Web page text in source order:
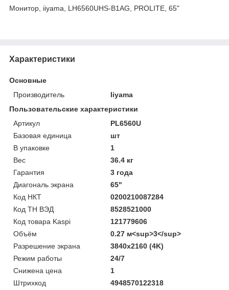
Монитор, iiyama, LH6560UHS-B1AG, PROLITE, 65"
Характеристики
Основные
Производитель
Iiyama
Пользовательские характеристики
Артикул
PL6560U
Базовая единица
шт
В упаковке
1
Вес
36.4 кг
Гарантия
3 года
Диагональ экрана
65"
Код НКТ
0200210087284
Код ТН ВЭД
8528521000
Код товара Kaspi
121779606
Объём
0.27 м<sup>3</sup>
Разрешение экрана
3840х2160 (4K)
Режим работы
24/7
Снижена цена
1
Штрихкод
4948570122318